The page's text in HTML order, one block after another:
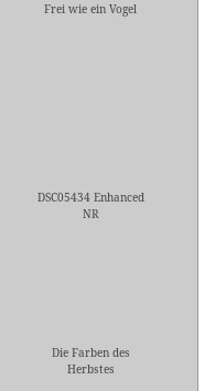
Frei wie ein Vogel
DSC05434 Enhanced
NR
Die Farben des
Herbstes